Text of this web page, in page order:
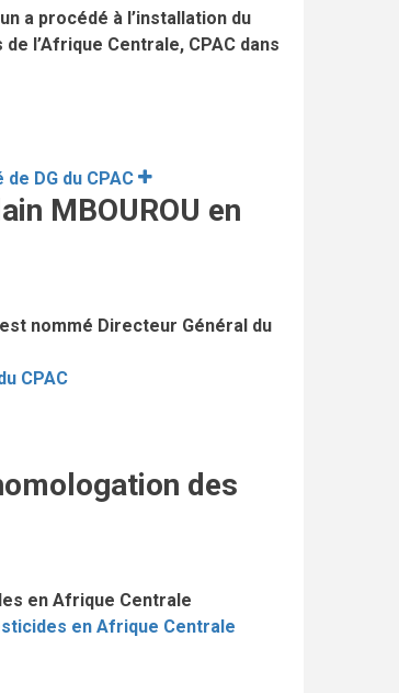
a procédé à l’installation du
l’Afrique Centrale, CPAC dans
MBOUROU en
nommé Directeur Général du
CPAC
des
en Afrique Centrale
en Afrique Centrale